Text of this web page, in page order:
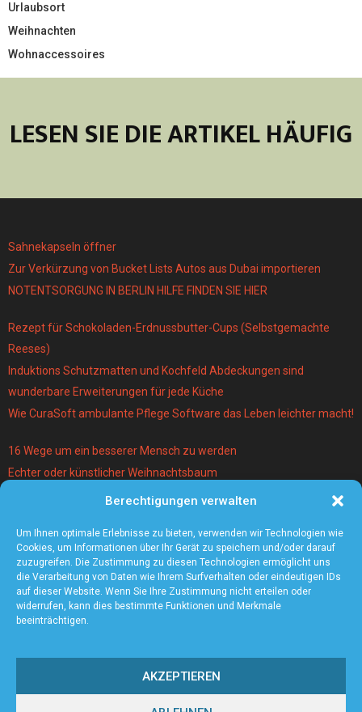
Berechtigungen verwalten
Um Ihnen optimale Erlebnisse zu bieten, verwenden wir Technologien wie
Cookies, um Informationen über Ihr Gerät zu speichern und/oder darauf
zuzugreifen. Die Zustimmung zu diesen Technologien ermöglicht uns
die Verarbeitung von Daten wie Ihrem Surfverhalten oder eindeutigen IDs
auf dieser Website. Wenn Sie Ihre Zustimmung nicht erteilen oder
widerrufen, kann dies bestimmte Funktionen und Merkmale
beeinträchtigen.
AKZEPTIEREN
Urlaubsort
Weihnachten
Wohnaccessoires
LESEN SIE DIE ARTIKEL HÄUFIG
Sahnekapseln öffner
Zur Verkürzung von Bucket Lists Autos aus Dubai importieren
NOTENTSORGUNG IN BERLIN HILFE FINDEN SIE HIER
Rezept für Schokoladen-Erdnussbutter-Cups (Selbstgemachte
Reeses)
Induktions Schutzmatten und Kochfeld Abdeckungen sind
wunderbare Erweiterungen für jede Küche
Wie CuraSoft ambulante Pflege Software das Leben leichter macht!
16 Wege um ein besserer Mensch zu werden
Echter oder künstlicher Weihnachtsbaum
Warum lohnt es sich einen Magier und Mentalist zu buchen?
Die 5 angesagtesten Schmuck-Trends 2021